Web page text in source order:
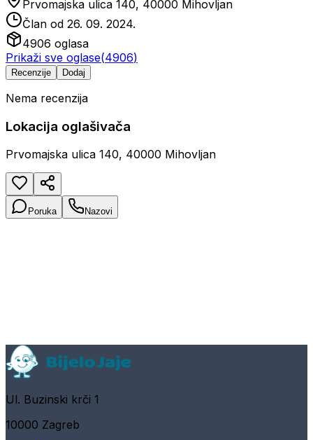
Prvomajska ulica 140, 40000 Mihovljan
Član od 26. 09. 2024.
4906 oglasa
Prikaži sve oglase(4906)
Recenzije Dodaj
Nema recenzija
Lokacija oglašivača
Prvomajska ulica 140, 40000 Mihovljan
Poruka Nazovi
Ul. Buzinski krči 1
10000 Zagreb